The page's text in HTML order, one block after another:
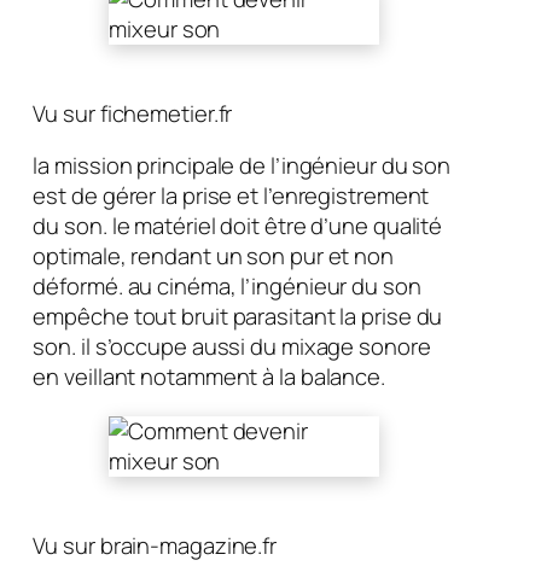
Vu sur fichemetier.fr
la mission principale de l’ingénieur du son
est de gérer la prise et l’enregistrement
du son. le matériel doit être d’une qualité
optimale, rendant un son pur et non
déformé. au cinéma, l’ingénieur du son
empêche tout bruit parasitant la prise du
son. il s’occupe aussi du mixage sonore
en veillant notamment à la balance.
Vu sur brain-magazine.fr